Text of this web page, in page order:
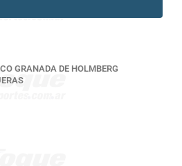
GRANADA DE HOLMBERG